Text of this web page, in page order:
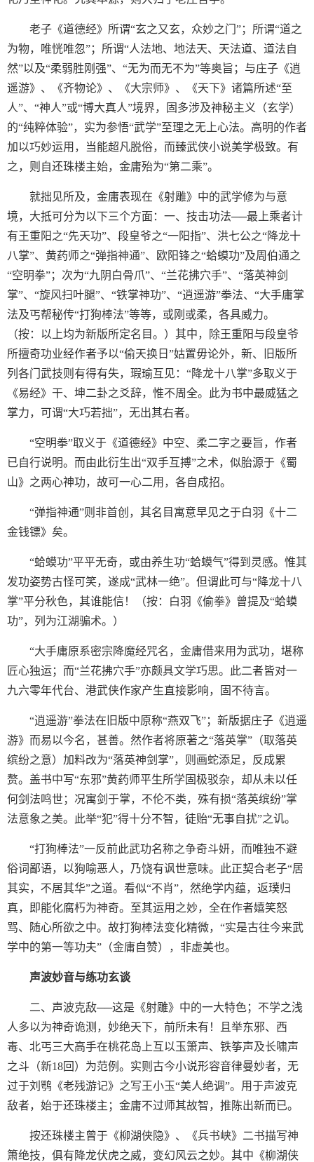
老子《道德经》所谓“玄之又玄，众妙之门”；所谓“道之
为物，唯恍唯忽”；所谓“人法地、地法天、天法道、道法自
然”以及“柔弱胜刚强”、“无为而无不为”等奥旨；与庄子《逍
遥游》、《齐物论》、《大宗师》、《天下》诸篇所述“至
人”、“神人”或“博大真人”境界，固多涉及神秘主义（玄学）
的“纯粹体验”，实为参悟“武学”至理之无上心法。高明的作者
加以巧妙运用，当能超凡脱俗，而臻武侠小说美学极致。有
之，则自还珠楼主始，金庸殆为“第二乘”。
就拙见所及，金庸表现在《射雕》中的武学修为与意
境，大抵可分为以下三个方面：一、技击功法──最上乘者计
有王重阳之“先天功”、段皇爷之“一阳指”、洪七公之“降龙十
八掌”、黄药师之“弹指神通”、欧阳锋之“蛤蟆功”及周伯通之
“空明拳”；次为“九阴白骨爪”、“兰花拂穴手”、“落英神剑
掌”、“旋风扫叶腿”、“铁掌神功”、“逍遥游”拳法、“大手庸掌
法及丐帮秘传“打狗棒法”等等，或刚或柔，各具威力。
（按：以上均为新版所定名目。）其中，除王重阳与段皇爷
所擅奇功业经作者予以“偷天换日”姑置毋论外，新、旧版所
列各门武技则有得有失，瑕瑜互见：“降龙十八掌”多取义于
《易经》干、坤二卦之爻辞，惟不周全。此为书中最威猛之
掌力，可谓“大巧若拙”，无出其右者。
“空明拳”取义于《道德经》中空、柔二字之要旨，作者
已自行说明。而由此衍生出“双手互搏”之术，似胎源于《蜀
山》之两心神功，故可一心二用，各自成招。
“弹指神通”则非首创，其名目寓意早见之于白羽《十二
金钱镖》矣。
“蛤蟆功”平平无奇，或由养生功“蛤蟆气”得到灵感。惟其
发功姿势古怪可笑，遂成“武林一绝”。但谓此可与“降龙十八
掌”平分秋色，其谁能信！（按：白羽《偷拳》曾提及“蛤蟆
功”，列为江湖骗术。）
“大手庸原系密宗降魔经咒名，金庸借来用为武功，堪称
匠心独运；而“兰花拂穴手”亦颇具文学巧思。此二者皆对一
九六零年代台、港武侠作家产生直接影响，固不待言。
“逍遥游”拳法在旧版中原称“燕双飞”；新版据庄子《逍遥
游》而易以今名，甚善。然作者将原著之“落英掌”（取落英
缤纷之意）加料改为“落英神剑掌”，则画蛇添足，反成累
赘。盖书中写“东邪”黄药师平生所学固极驳杂，却从未以任
何剑法鸣世；况寓剑于掌，不伦不类，殊有损“落英缤纷”掌
法意象之美。此举“犯”得十分不智，徒贻“无事自扰”之讥。
“打狗棒法”一反前此武功名称之争奇斗妍，而唯独不避
俗词鄙语，以狗喻恶人，乃饶有讽世意味。此正契合老子“居
其实，不居其华”之道。看似“不肖”，然绝学内蕴，返璞归
真，即能化腐朽为神奇。至其运用之妙，全在作者嬉笑怒
骂、随心所欲之中。故打狗棒法变化精微，“实是古往今来武
学中的第一等功夫”（金庸自赞），非虚美也。
声波妙音与练功玄谈
二、声波克敌──这是《射雕》中的一大特色；不学之浅
人多以为神奇诡测，妙绝天下，前所未有！且举东邪、西
毒、北丐三大高手在桃花岛上互以玉箫声、铁筝声及长啸声
之斗（新18回）为范例。实则古今小说形容音律曼妙者，无
过于刘鹗《老残游记》之写王小玉“美人绝调”。用于声波克
敌者，始于还珠楼主；金庸不过师其故智，推陈出新而已。
按还珠楼主曾于《柳湖侠隐》、《兵书峡》二书描写神
箫绝技，俱有降龙伏虎之威，变幻风云之妙。其中《柳湖侠